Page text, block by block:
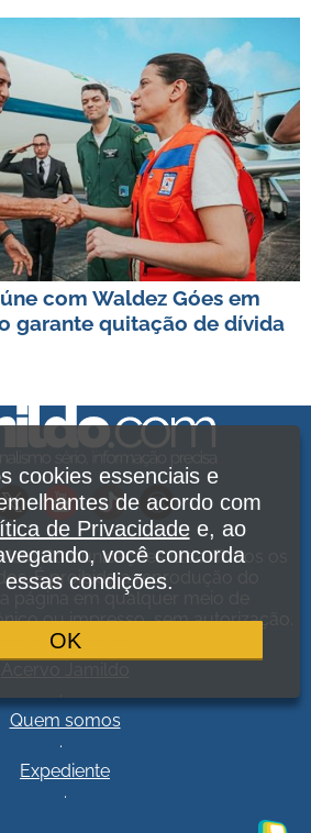
com Waldez Góes em
garante quitação de dívida
Comunicações Ltda. Todos os
É proibida a reprodução do
página em qualquer meio de
ou impresso, sem autorização.
de Privacidade
Quem somos
.
Expediente
.
cookies essenciais e
de acordo com
de Privacidadee, ao
você concorda
condições.
OK